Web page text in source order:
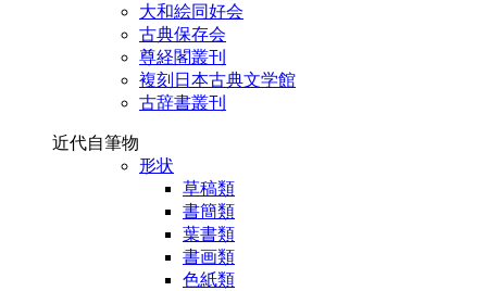
大和絵同好会
古典保存会
尊経閣叢刊
複刻日本古典文学館
古辞書叢刊
近代自筆物
形状
草稿類
書簡類
葉書類
書画類
色紙類